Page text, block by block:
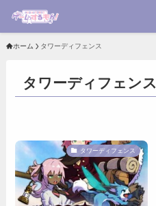
ホーム タワーディフェンス
タワーディフェンス
タワーディフェンス